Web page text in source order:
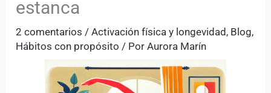
estanca
2 comentarios /Activación física y longevidad , Blog,
Hábitos con propósito / PorAurora Marín